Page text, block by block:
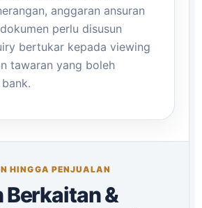
anggaran ansuran
perlu disusun
bertukar kepada viewing
tawaran yang boleh
HINGGA PENJUALAN
Berkaitan &